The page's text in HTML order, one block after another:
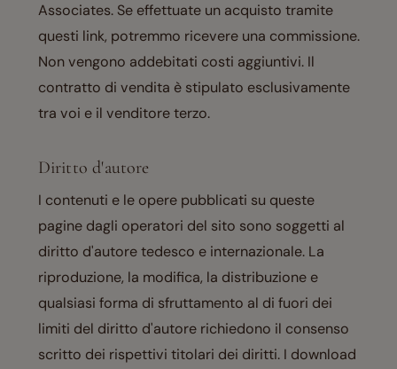
Associates. Se effettuate un acquisto tramite
questi link, potremmo ricevere una commissione.
Non vengono addebitati costi aggiuntivi. Il
contratto di vendita è stipulato esclusivamente
tra voi e il venditore terzo.
Diritto d'autore
I contenuti e le opere pubblicati su queste
pagine dagli operatori del sito sono soggetti al
diritto d'autore tedesco e internazionale. La
riproduzione, la modifica, la distribuzione e
qualsiasi forma di sfruttamento al di fuori dei
limiti del diritto d'autore richiedono il consenso
scritto dei rispettivi titolari dei diritti. I download